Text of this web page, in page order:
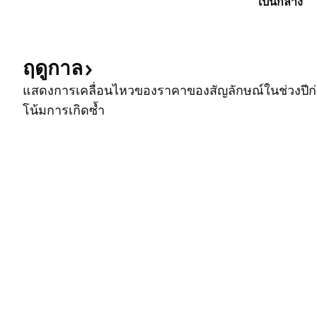
ฤดูกาล
แสดงการเคลื่อนไหวของราคาของสัญลักษณ์ในช่วงปี
โน้มการเกิดซ้ำ